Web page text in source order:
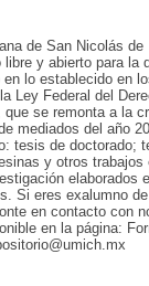
de San Nicolás
y abierto para la
lo establecido en
Ley Federal del
se remonta a la
mediados del año
tesis de doctorado;
y otros
elaborados
Si eres exalumno
en contacto con
en la página: